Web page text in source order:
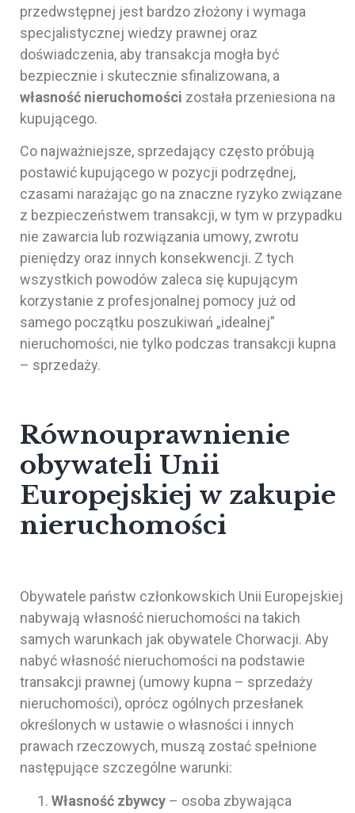
przedwstępnej jest bardzo złożony i wymaga
specjalistycznej wiedzy prawnej oraz
doświadczenia, aby transakcja mogła być
bezpiecznie i skutecznie sfinalizowana, a
własność nieruchomości została przeniesiona na
kupującego.
Co najważniejsze, sprzedający często próbują
postawić kupującego w pozycji podrzędnej,
czasami narażając go na znaczne ryzyko związane
z bezpieczeństwem transakcji, w tym w przypadku
nie zawarcia lub rozwiązania umowy, zwrotu
pieniędzy oraz innych konsekwencji. Z tych
wszystkich powodów zaleca się kupującym
korzystanie z profesjonalnej pomocy już od
samego początku poszukiwań „idealnej”
nieruchomości, nie tylko podczas transakcji kupna
– sprzedaży.
Równouprawnienie
obywateli Unii
Europejskiej w zakupie
nieruchomości
Obywatele państw członkowskich Unii Europejskiej
nabywają własność nieruchomości na takich
samych warunkach jak obywatele Chorwacji. Aby
nabyć własność nieruchomości na podstawie
transakcji prawnej (umowy kupna – sprzedaży
nieruchomości), oprócz ogólnych przesłanek
określonych w ustawie o własności i innych
prawach rzeczowych, muszą zostać spełnione
następujące szczególne warunki:
Własność zbywcy – osoba zbywająca